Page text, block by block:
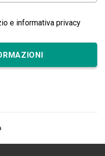
e informativa privacy